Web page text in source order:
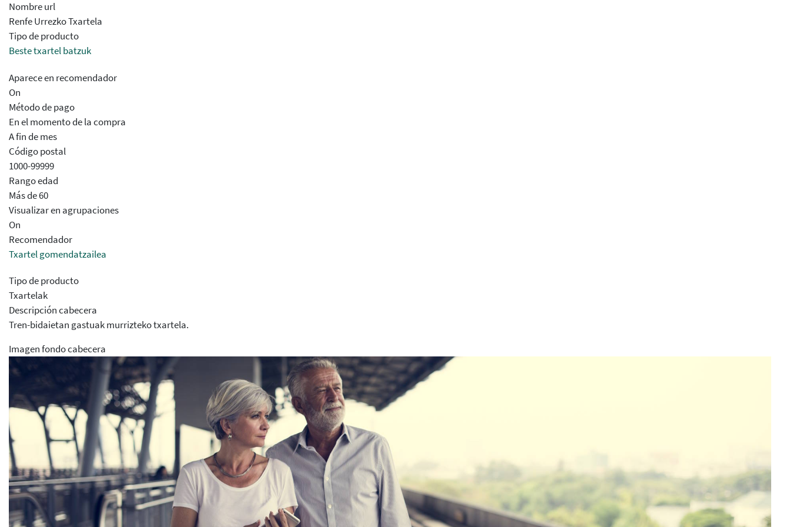
Nombre url
Renfe Urrezko Txartela
Tipo de producto
Beste txartel batzuk
Aparece en recomendador
On
Método de pago
En el momento de la compra
A fin de mes
Código postal
1000-99999
Rango edad
Más de 60
Visualizar en agrupaciones
On
Recomendador
Txartel gomendatzailea
Tipo de producto
Txartelak
Descripción cabecera
Tren-bidaietan gastuak murrizteko txartela.
Imagen fondo cabecera